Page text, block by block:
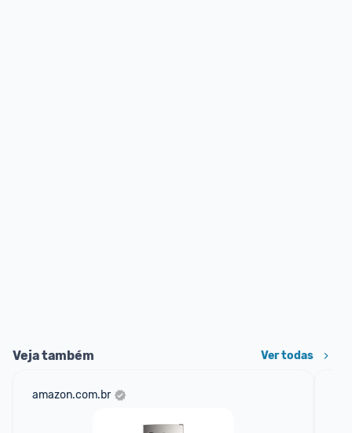
Veja também Ver todas
amazon.com.br